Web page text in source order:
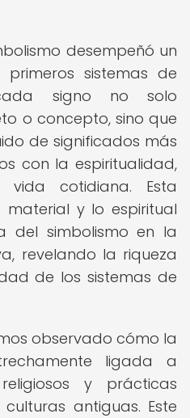
desempeñó un
sistemas de
signo no solo
o concepto, sino que
de significados más
con la espiritualidad,
cotidiana. Esta
material y lo espiritual
del simbolismo en la
revelando la riqueza
de los sistemas de
observado cómo la
ligada a
y prácticas
antiguas. Este